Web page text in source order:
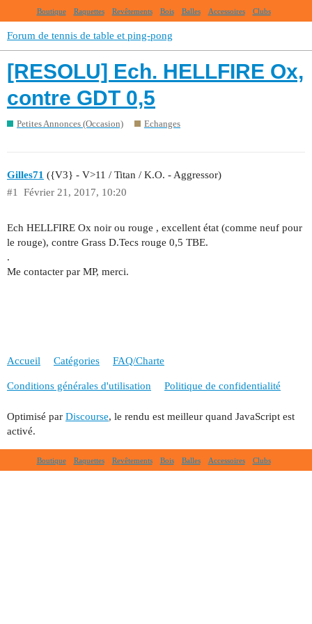
Boutique Raquettes Revêtements Bois Balles Accessoires Clubs
Forum de tennis de table et ping-pong
[RESOLU] Ech. HELLFIRE Ox,
contre GDT 0,5
Petites Annonces (Occasion) Echanges
Gilles71 ({V3} - V>11 / Titan / K.O. - Aggressor)
Février 21, 2017, 10:20
#1
Ech HELLFIRE Ox noir ou rouge , excellent état (comme neuf pour
le rouge), contre Grass D.Tecs rouge 0,5 TBE.
.
Me contacter par MP, merci.
Accueil Catégories FAQ/Charte
Conditions générales d'utilisation Politique de confidentialité
Optimisé par Discourse, le rendu est meilleur quand JavaScript est
activé.
Boutique Raquettes Revêtements Bois Balles Accessoires Clubs